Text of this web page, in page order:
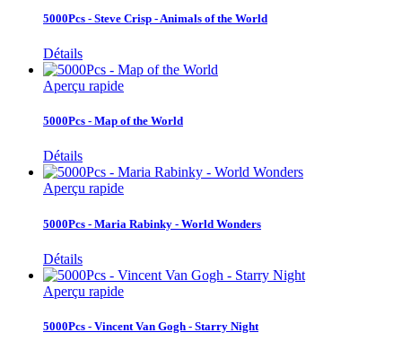
5000Pcs - Steve Crisp - Animals of the World
Détails
Aperçu rapide
5000Pcs - Map of the World
Détails
Aperçu rapide
5000Pcs - Maria Rabinky - World Wonders
Détails
Aperçu rapide
5000Pcs - Vincent Van Gogh - Starry Night